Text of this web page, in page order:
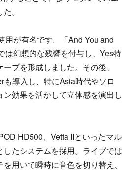
。
用が有名です。「And You and
は幻想的な残響を付与し、Yes特
プを形成しました。その後、
導入し、特にAsia時代やソロ
効果を活かして立体感を演出し
HD500、Vetta IIといったマル
たシステムを採用。ライブでは
用いて瞬時に音色を切り替え、